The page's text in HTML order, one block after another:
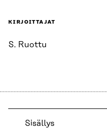
KIRJOITTAJAT
S. Ruottu
Sisällys